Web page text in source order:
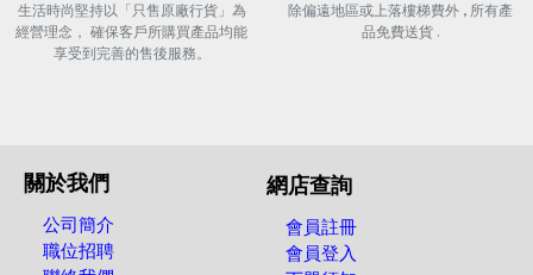
生活時尚堅持以「只售原廠行貨」為
經營理念， 確保客戶所購買產品均能
享受到完善的售後服務。
除偏遠地區或上落樓梯費外 , 所有產
品免費送貨 .
關於我們
公司簡介
職位招聘
網店查詢
會員註冊
會員登入